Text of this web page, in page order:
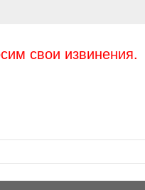
свои извинения.